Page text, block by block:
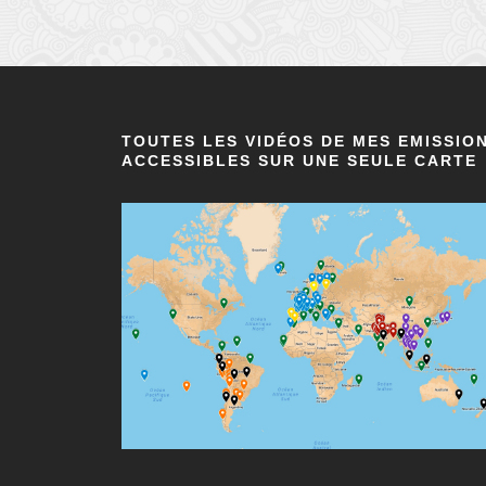
TOUTES LES VIDÉOS DE MES
ACCESSIBLES SUR UNE SEULE CARTE